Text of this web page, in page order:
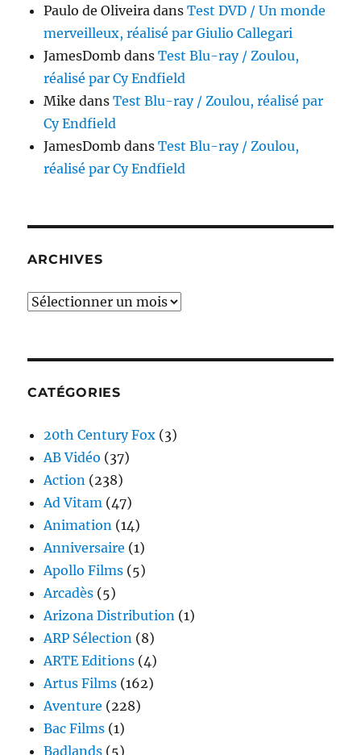
Paulo de Oliveira dansTest DVD / Un monde
merveilleux, réalisé par Giulio Callegari
JamesDomb dansTest Blu-ray / Zoulou,
réalisé par Cy Endfield
Mike dansTest Blu-ray / Zoulou, réalisé par
Cy Endfield
JamesDomb dansTest Blu-ray / Zoulou,
réalisé par Cy Endfield
ARCHIVES
Archives
CATÉGORIES
20th Century Fox (3)
AB Vidéo (37)
Action (238)
Ad Vitam (47)
Animation (14)
Anniversaire (1)
Apollo Films (5)
Arcadès (5)
Arizona Distribution (1)
ARP Sélection (8)
ARTE Editions (4)
Artus Films (162)
Aventure (228)
Bac Films (1)
Badlands (5)